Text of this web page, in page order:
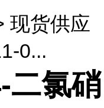
现货供应
0...
二氯硝